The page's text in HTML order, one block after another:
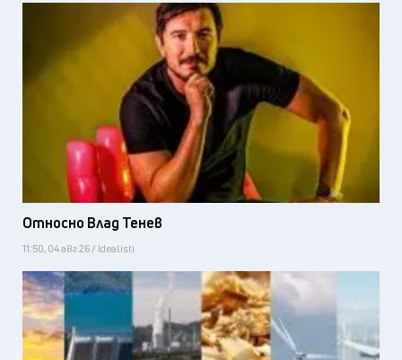
Относно Влад Тенев
11:50, 04 авг 26 / Idealisti